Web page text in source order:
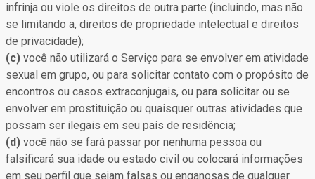
infrinja ou viole os direitos de outra parte (incluindo, mas não
se limitando a, direitos de propriedade intelectual e direitos
de privacidade);
(c) você não utilizará o Serviço para se envolver em atividade
sexual em grupo, ou para solicitar contato com o propósito de
encontros ou casos extraconjugais, ou para solicitar ou se
envolver em prostituição ou quaisquer outras atividades que
possam ser ilegais em seu país de residência;
(d) você não se fará passar por nenhuma pessoa ou
falsificará sua idade ou estado civil ou colocará informações
em seu perfil que sejam falsas ou enganosas de qualquer